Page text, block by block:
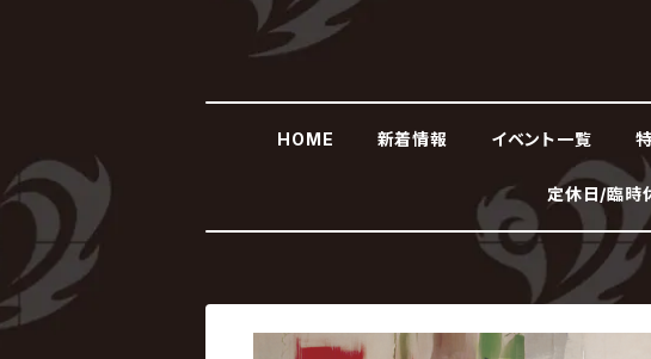
HOME 新着情報 イベント一覧
定休日/臨時